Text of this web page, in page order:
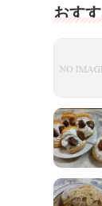
おす